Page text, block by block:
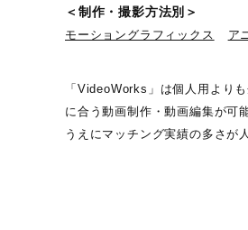
＜制作・撮影方法別＞
モーショングラフィックス ア
「VideoWorks」は個人用より
に合う動画制作・動画編集が可
うえにマッチング実績の多さが